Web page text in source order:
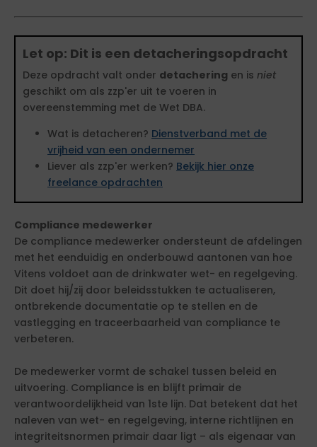
Let op: Dit is een detacheringsopdracht
Deze opdracht valt onder detachering en is niet
geschikt om als zzp'er uit te voeren in
overeenstemming met de Wet DBA.
Wat is detacheren? Dienstverband met de
vrijheid van een ondernemer
Liever als zzp'er werken? Bekijk hier onze
freelance opdrachten
Compliance medewerker
De compliance medewerker ondersteunt de afdelingen
met het eenduidig en onderbouwd aantonen van hoe
Vitens voldoet aan de drinkwater wet- en regelgeving.
Dit doet hij/zij door beleidsstukken te actualiseren,
ontbrekende documentatie op te stellen en de
vastlegging en traceerbaarheid van compliance te
verbeteren.
De medewerker vormt de schakel tussen beleid en
uitvoering. Compliance is en blijft primair de
verantwoordelijkheid van 1ste lijn. Dat betekent dat het
naleven van wet- en regelgeving, interne richtlijnen en
integriteitsnormen primair daar ligt – als eigenaar van